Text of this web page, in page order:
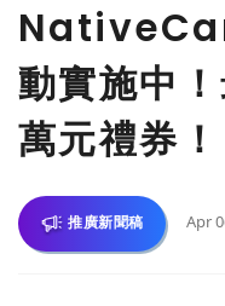
動實施中
萬元禮券！
推廣新聞稿 Apr